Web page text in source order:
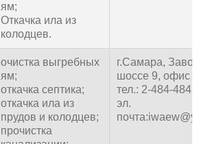
ям;
Откачка ила из
колодцев.
очистка выгребных
ям;
откачка септика;
откачка ила из
прудов и колодцев;
прочистка
г.Самара,
шоссе 9, офис 4
тел.: 2-484-484
эл.